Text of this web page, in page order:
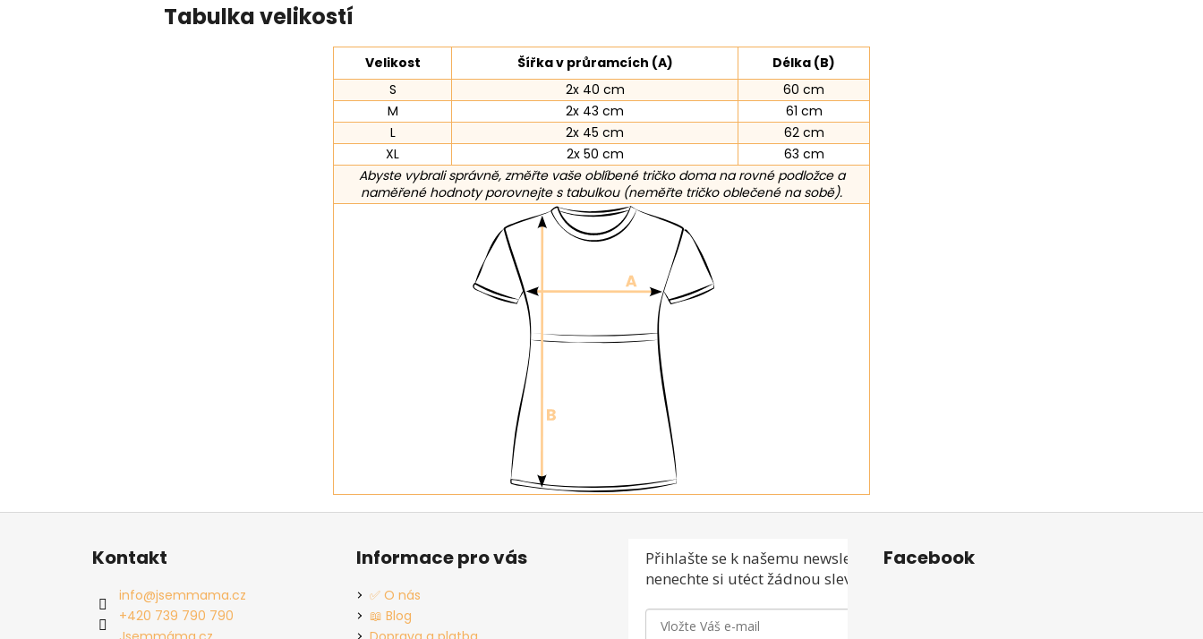
Tabulka velikostí
Velikost Šířka v průramcích (A)
Délka (B)
S
2x 40 cm
60 cm
M
2x 43 cm
61 cm
L
2x 45 cm
62 cm
XL
2x 50 cm
63 cm
Abyste vybrali správně, změřte vaše oblíbené tričko doma na rovné podložce a
naměřené hodnoty porovnejte s tabulkou (neměřte tričko oblečené na sobě).
Z
Kontakt
info@jsemmama.cz
+420 739 790 790
Informace pro vás
✅ O nás
📖 Blog
Přihlašte se k našemu newsletteru a
nenechte si utéct žádnou slevu ani akci!
Facebook